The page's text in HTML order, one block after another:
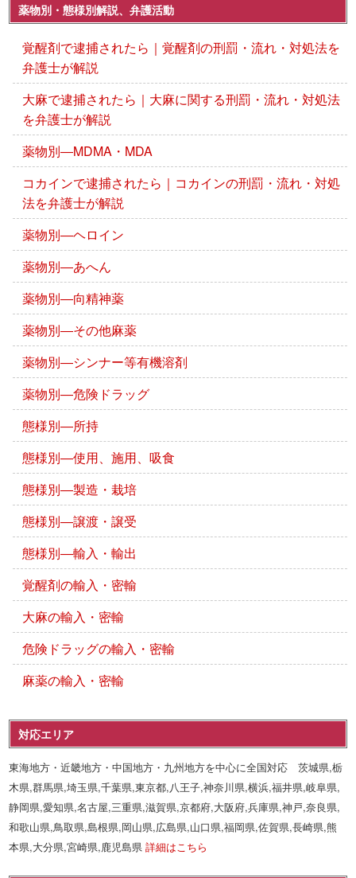
薬物別・態様別解説、弁護活動
覚醒剤で逮捕されたら｜覚醒剤の刑罰・流れ・対処法を
弁護士が解説
大麻で逮捕されたら｜大麻に関する刑罰・流れ・対処法
を弁護士が解説
薬物別―MDMA・MDA
コカインで逮捕されたら｜コカインの刑罰・流れ・対処
法を弁護士が解説
薬物別―ヘロイン
薬物別―あへん
薬物別―向精神薬
薬物別―その他麻薬
薬物別―シンナー等有機溶剤
薬物別―危険ドラッグ
態様別―所持
態様別―使用、施用、吸食
態様別―製造・栽培
態様別―譲渡・譲受
態様別―輸入・輸出
覚醒剤の輸入・密輸
大麻の輸入・密輸
危険ドラッグの輸入・密輸
麻薬の輸入・密輸
対応エリア
東海地方・近畿地方・中国地方・九州地方を中心に全国対応 茨城県,栃
木県,群馬県,埼玉県,千葉県,東京都,八王子,神奈川県,横浜,福井県,岐阜県,
静岡県,愛知県,名古屋,三重県,滋賀県,京都府,大阪府,兵庫県,神戸,奈良県,
和歌山県,鳥取県,島根県,岡山県,広島県,山口県,福岡県,佐賀県,長崎県,熊
本県,大分県,宮崎県,鹿児島県詳細はこちら